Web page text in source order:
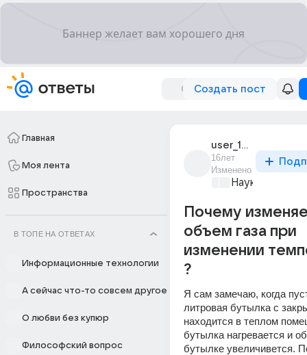
Создать пост
Главная
Моя лента
Пространства
В ТОПЕ НА ОТВЕТАХ
Информационные технологии
А сейчас что-то совсем другое
О любви без купюр
Философский вопрос
user_17118058
16лет
Изменено
Наука
Почему
объем газа при
изменении
?
Я сам замечаю, когда
литровая бутылка с
находится в теплом
бутылка нагревается и
бутылке увеличивется.